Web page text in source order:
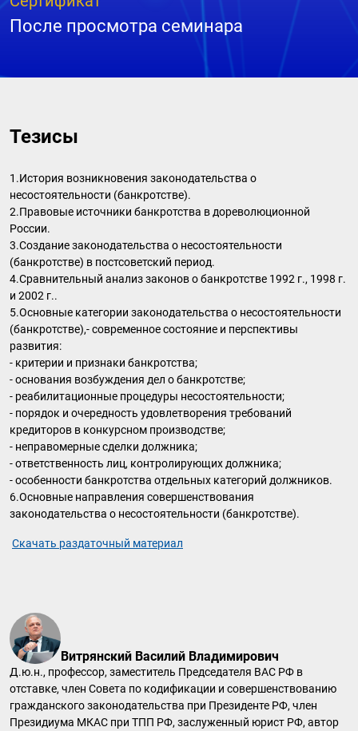
После просмотра семинара
Тезисы
1.История возникновения законодательства о
несостоятельности (банкротстве).
2.Правовые источники банкротства в дореволюционной
России.
3.Создание законодательства о несостоятельности
(банкротстве) в постсоветский период.
4.Сравнительный анализ законов о банкротстве 1992 г., 1998 г.
и 2002 г..
5.Основные категории законодательства о несостоятельности
(банкротстве),- современное состояние и перспективы
развития:
- критерии и признаки банкротства;
- основания возбуждения дел о банкротстве;
- реабилитационные процедуры несостоятельности;
- порядок и очередность удовлетворения требований
кредиторов в конкурсном производстве;
- неправомерные сделки должника;
- ответственность лиц, контролирующих должника;
- особенности банкротства отдельных категорий должников.
6.Основные направления совершенствования
законодательства о несостоятельности (банкротстве).
Скачать раздаточный материал
Витрянский Василий Владимирович
Д.ю.н., профессор, заместитель Председателя ВАС РФ в
отставке, член Совета по кодификации и совершенствованию
гражданского законодательства при Президенте РФ, член
Президиума МКАС при ТПП РФ, заслуженный юрист РФ, автор